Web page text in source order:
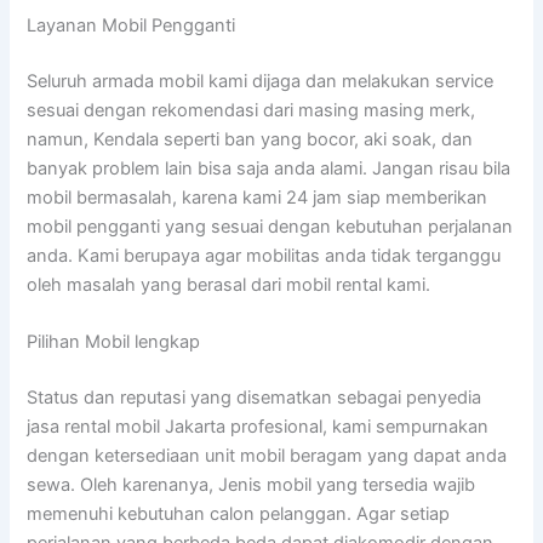
Layanan Mobil Pengganti
Seluruh armada mobil kami dijaga dan melakukan service
sesuai dengan rekomendasi dari masing masing merk,
namun, Kendala seperti ban yang bocor, aki soak, dan
banyak problem lain bisa saja anda alami. Jangan risau bila
mobil bermasalah, karena kami 24 jam siap memberikan
mobil pengganti yang sesuai dengan kebutuhan perjalanan
anda. Kami berupaya agar mobilitas anda tidak terganggu
oleh masalah yang berasal dari mobil rental kami.
Pilihan Mobil lengkap
Status dan reputasi yang disematkan sebagai penyedia
jasa rental mobil Jakarta profesional, kami sempurnakan
dengan ketersediaan unit mobil beragam yang dapat anda
sewa. Oleh karenanya, Jenis mobil yang tersedia wajib
memenuhi kebutuhan calon pelanggan. Agar setiap